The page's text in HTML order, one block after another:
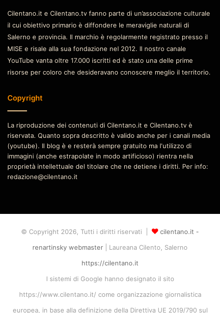
Cilentano.it e Cilentano.tv fanno parte di un’associazione culturale
il cui obiettivo primario è diffondere le meraviglie naturali di
Salerno e provincia. Il marchio è regolarmente registrato presso il
MISE e risale alla sua fondazione nel 2012. Il nostro canale
YouTube vanta oltre 17.000 iscritti ed è stato una delle prime
risorse per coloro che desideravano conoscere meglio il territorio.
Copyright
La riproduzione dei contenuti di Cilentano.it e Cilentano.tv è
riservata. Quanto sopra descritto è valido anche per i canali media
(youtube). Il blog è e resterà sempre gratuito ma l'utilizzo di
immagini (anche estrapolate in modo artificioso) rientra nella
proprietà intellettuale del titolare che ne detiene i diritti. Per info:
redazione@cilentano.it
© Copyright 2026, Tutti i diritti riservati |
cilentano.it -
renartinsky webmaster | Laureana Cilento, Salerno
https://cilentano.it
I sistemi di Google hanno designato il sito
https://www.cilentano.it/ come organizzazione giornalistica
europea, in base alla definizione della Direttiva UE 2019/790 sul